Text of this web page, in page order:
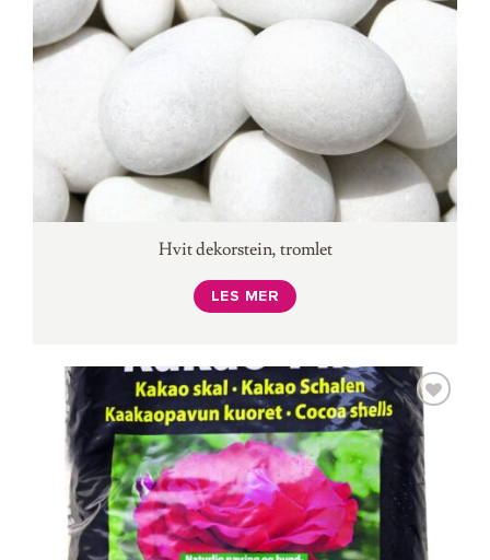
Hvit dekorstein, tromlet
LES MER